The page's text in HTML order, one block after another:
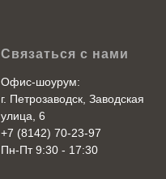
Связаться с нами
Офис-шоурум:
г. Петрозаводск, Заводская
улица, 6
+7 (8142) 70-23-97
Пн-Пт 9:30 - 17:30